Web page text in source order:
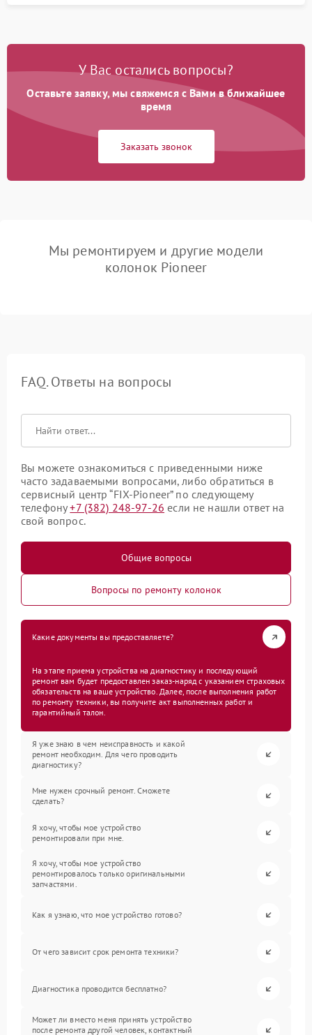
У Вас остались вопросы?
Оставьте заявку, мы свяжемся с Вами в ближайшее
время
Заказать звонок
Мы ремонтируем и другие модели
колонок Pioneer
FAQ. Ответы на вопросы
Вы можете ознакомиться с приведенными ниже
часто задаваемыми вопросами, либо обратиться в
сервисный центр “FIX-Pioneer” по следующему
телефону+7 (382) 248-97-26 если не нашли ответ на
свой вопрос.
Общие вопросы
Вопросы по ремонту колонок
Какие документы вы предоставляете?
На этапе приема устройства на диагностику и последующий
ремонт вам будет предоставлен заказ-наряд с указанием страховых
обязательств на ваше устройство. Далее, после выполнения работ
по ремонту техники, вы получите акт выполненных работ и
гарантийный талон.
Я уже знаю в чем неисправность и какой
ремонт необходим. Для чего проводить
диагностику?
Мне нужен срочный ремонт. Сможете
сделать?
Я хочу, чтобы мое устройство
ремонтировали при мне.
Я хочу, чтобы мое устройство
ремонтировалось только оригинальными
запчастями.
Как я узнаю, что мое устройство готово?
От чего зависит срок ремонта техники?
Диагностика проводится бесплатно?
Может ли вместо меня принять устройство
после ремонта другой человек, контактный